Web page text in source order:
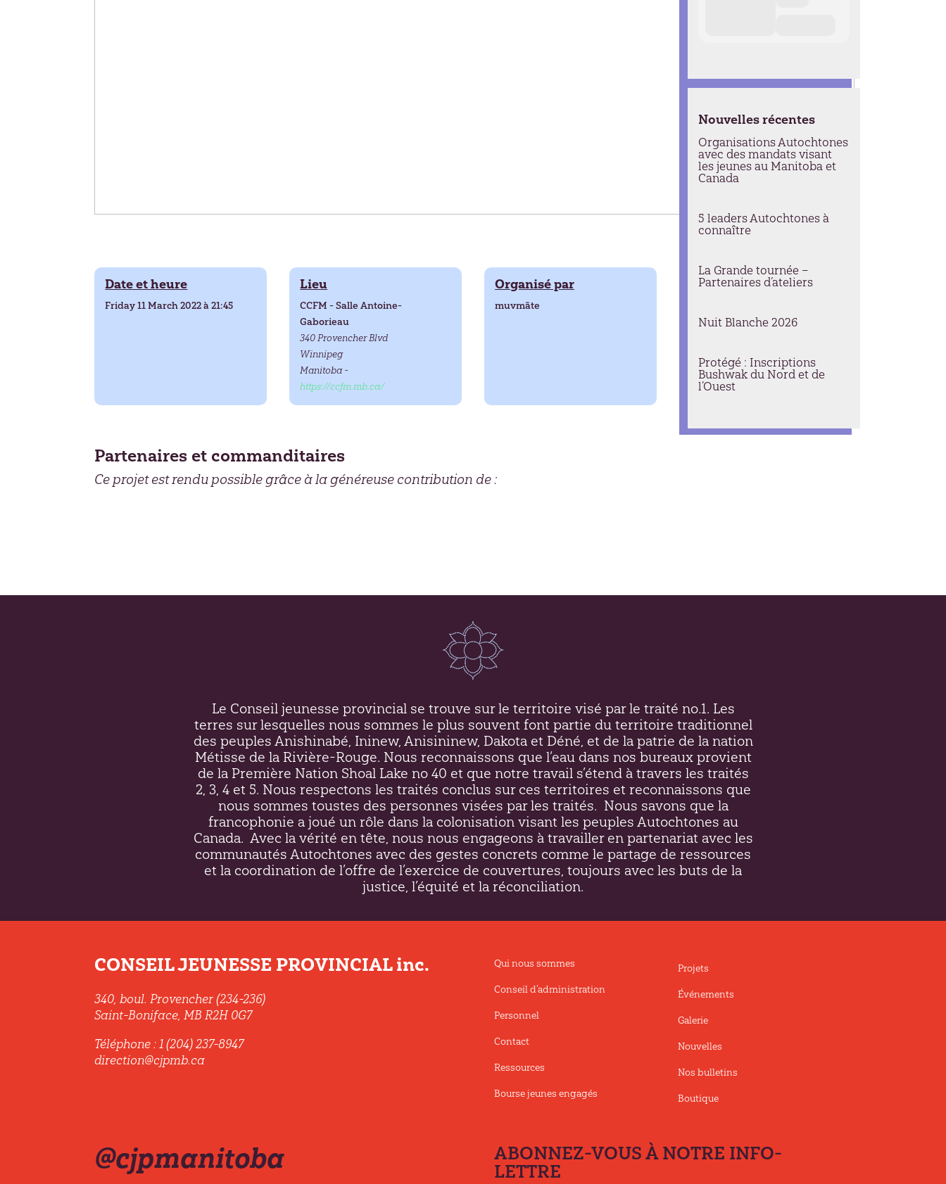
Date et heure
Friday 11 March 2022 à 21:45
Lieu
CCFM - Salle Antoine-
Gaborieau
340 Provencher Blvd
Winnipeg
Manitoba -
https://ccfm.mb.ca/
Organisé par
muvmãte
Partenaires et commanditaires
Ce projet est rendu possible grâce à la généreuse contribution de :
Nouvelles récentes
Organisations Autochtones
avec des mandats visant
les jeunes au Manitoba et
Canada
5 leaders Autochtones à
connaître
La Grande tournée –
Partenaires d’ateliers
Nuit Blanche 2026
Protégé : Inscriptions
Bushwak du Nord et de
l’Ouest
Le Conseil jeunesse provincial se trouve sur le territoire visé par le traité no.1. Les
terres sur lesquelles nous sommes le plus souvent font partie du territoire traditionnel
des peuples Anishinabé, Ininew, Anisininew, Dakota et Déné, et de la patrie de la nation
Métisse de la Rivière-Rouge. Nous reconnaissons que l’eau dans nos bureaux provient
de la Première Nation Shoal Lake no 40 et que notre travail s’étend à travers les traités
2, 3, 4 et 5. Nous respectons les traités conclus sur ces territoires et reconnaissons que
nous sommes toustes des personnes visées par les traités. Nous savons que la
francophonie a joué un rôle dans la colonisation visant les peuples Autochtones au
Canada. Avec la vérité en tête, nous nous engageons à travailler en partenariat avec les
communautés Autochtones avec des gestes concrets comme le partage de ressources
et la coordination de l’offre de l’exercice de couvertures, toujours avec les buts de la
justice, l’équité et la réconciliation.
CONSEIL JEUNESSE PROVINCIAL inc.
340, boul. Provencher (234-236)
Saint-Boniface, MB R2H 0G7
Téléphone : 1 (204) 237-8947
direction@cjpmb.ca
Qui nous sommes
Conseil d’administration
Personnel
Contact
Ressources
Bourse jeunes engagés
Projets
Événements
Galerie
Nouvelles
Nos bulletins
Boutique
@cjpmanitoba
ABONNEZ-VOUS À NOTRE INFO-
LETTRE